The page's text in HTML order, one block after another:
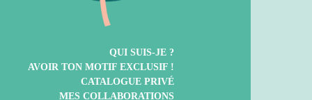
QUI SUIS-JE ?
AVOIR TON MOTIF EXCLUSIF !
CATALOGUE PRIVÉ
MES COLLABORATIONS